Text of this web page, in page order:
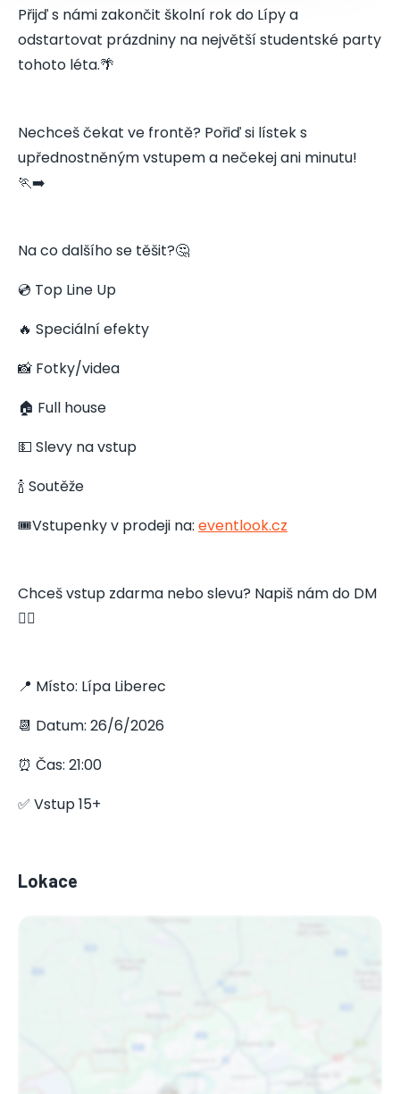
Přijď s námi zakončit školní rok do Lípy a
odstartovat prázdniny na největší studentské party
tohoto léta.🌴
Nechceš čekat ve frontě? Pořiď si lístek s
upřednostněným vstupem a nečekej ani minutu!
🏃‍➡️
Na co dalšího se těšit?🤔
💿 Top Line Up
🔥 Speciální efekty
📸 Fotky/videa
🏠 Full house
💵 Slevy na vstup
🍾 Soutěže
🎟️Vstupenky v prodeji na: eventlook.cz
Chceš vstup zdarma nebo slevu? Napiš nám do DM
👇🏻
📍 Místo: Lípa Liberec
📆 Datum: 26/6/2026
⏰ Čas: 21:00
✅ Vstup 15+
Lokace